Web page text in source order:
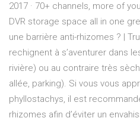
2017 · 70+ channels, more of
DVR storage space all in one
une barrière anti-rhizomes ? |
rechignent à s’aventurer dans
rivière) ou au contraire très
allée, parking). Si vous vous
phyllostachys, il est
rhizomes afin d’éviter un